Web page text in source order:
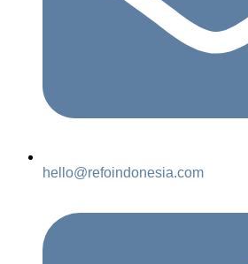
hello@refoindonesia.com